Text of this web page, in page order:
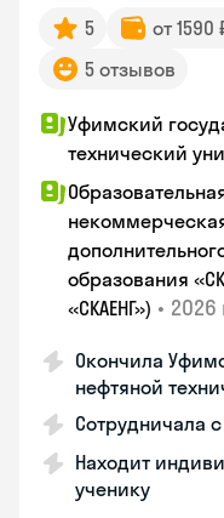
5 от 1590
5 отзывов
Уфимский
технический
образования
«СКАЕНГ») • 2026
Окончила
нефтяной
Сотрудничала
Находит
ученику